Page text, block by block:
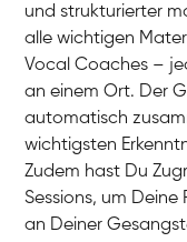
und strukturierter
alle wichtigen
Vocal Coaches –
an einem Ort. Der
automatisch
wichtigsten
Zudem hast Du
Sessions, um
an Deiner